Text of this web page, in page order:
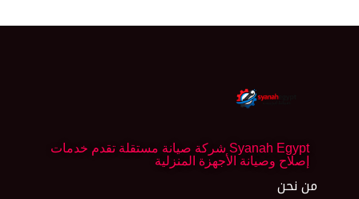
Syanah Egypt شركة صيانة مستقلة تقدم خدمات
إصلاح وصيانة الأجهزة المنزلية
من نحن